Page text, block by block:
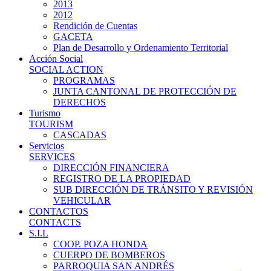
2013
2012
Rendición de Cuentas
GACETA
Plan de Desarrollo y Ordenamiento Territorial
Acción Social
SOCIAL ACTION
PROGRAMAS
JUNTA CANTONAL DE PROTECCIÓN DE
DERECHOS
Turismo
TOURISM
CASCADAS
Servicios
SERVICES
DIRECCIÓN FINANCIERA
REGISTRO DE LA PROPIEDAD
SUB DIRECCIÓN DE TRÁNSITO Y REVISIÓN
VEHICULAR
CONTACTOS
CONTACTS
S.I.L
COOP. POZA HONDA
CUERPO DE BOMBEROS
PARROQUIA SAN ANDRÉS